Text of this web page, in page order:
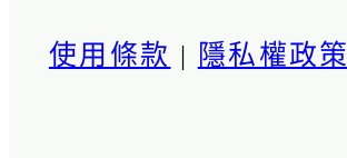
使用條款 | 隱私權政策